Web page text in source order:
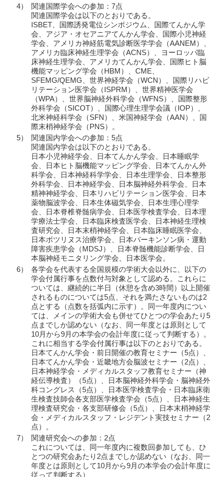
4）
関連国際学会への参加：7点
関連国際学会は以下のとおりである。
ISBET、国際誘発電位シンポジウム、国際てんかん学
会、アジア・オセアニアてんかん学会、国際小児神経
学会、アメリカ神経筋電気診断医学学会（AANEM）、
アメリカ臨床神経生理学会（ACNS）、ヨーロッパ臨
床神経生理学会、アメリカてんかん学会、国際ヒト脳
機能マッピング学会（HBM）、CME、
SFEMG/QEMG、世界神経学会（WCN）、国際リハビ
リテーション医学会（ISPRM）、世界精神医学会
（WPA）、世界脳神経外科学会（WFNS）、国際整形
外科学会（SICOT）、国際心理生理学会議（IOP）、
北米神経科学会（SFN）、米国神経学会（AAN）、国
際末梢神経学会（PNS）。
5）
関連国内学会への参加：5点
関連国内学会は以下のとおりである。
日本小児神経学会、日本てんかん学会、日本睡眠学
会、日本ヒト脳機能マッピング学会、日本てんかん外
科学会、日本神経科学学会、日本生理学会、日本整形
外科学会、日本神経学会、日本脳神経外科学会、日本
精神神経学会、日本リハビリテーション医学会、日本
薬物脳波学会、日本生体磁気学会、日本生理心理学
会、日本脊椎脊髄病学会、日本医学検査学会、日本理
学療法士学会、日本臨床検査医学会、日本神経生理検
査研究会、日本末梢神経学会、日本臨床睡眠医学会、
日本ボツリヌス治療学会、日本パーキンソン病・運動
障害疾患学会（MDSJ）、日本脊髄機能診断学会、日
本脳神経モニタリング学会、日本医学会。
6）
各学会を代表する全国規模の学術大会以外に、以下の
学会付属行事を点数付与対象として認める。これらに
ついては、継続的に半日（休憩を含め3時間）以上開催
されるものについては5点、それを満たさないものは2
点とする（点数を括弧内に示す）。同一年度内につい
ては、メインの学術大会も併せてひとつの学会あたり5
点までしか認めない（なお、同一年度とは原則として
10月から9月の本学会の会計年度に従って判断する）。
これに相当する学会付属行事は以下のとおりである。
日本てんかん学会・前日開催の教育セミナー（5点）、
日本てんかん学会・近畿地方会脳波セミナー（2点）、
日本神経学会・メディカルスタッフ教育セミナー（神
経伝導検査）（5点）、日本脳神経外科学会・脳神経外
科コングレス（5点）、日本医学検査学会・日本臨床衛
生検査技師会各支部医学検査学会（5点）、日本神経生
理検査研究会・各支部研修会（5点）、日本末梢神経学
会・メディカルスタッフ・レジデント実技セミナー（2
点）。
7）
関連研究会への参加：2点
これについては、同一年度内に複数回参加しても、ひ
とつの研究会あたり2点までしか認めない（なお、同一
年度とは原則として10月から9月の本学会の会計年度に
従って判断する）